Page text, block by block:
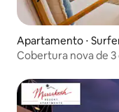
Apartamento ⋅
Cobertura nova de 3